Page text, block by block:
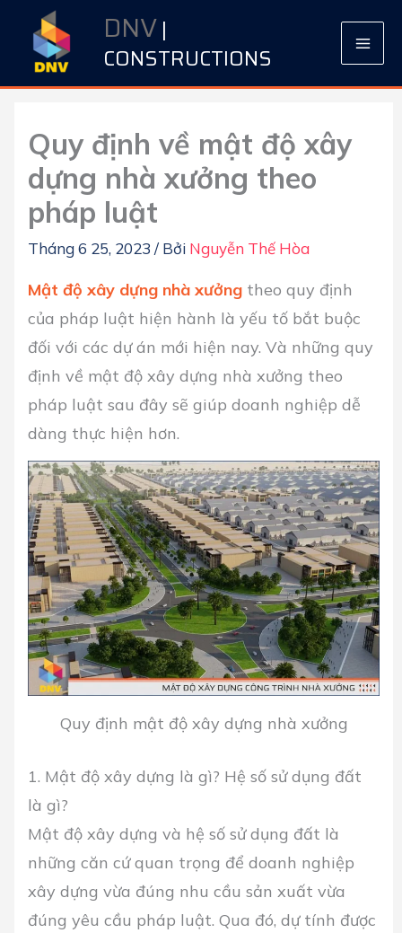
DNV|
CONSTRUCTIONS
Quy định về mật độ xây
dựng nhà xưởng theo
pháp luật
Tháng 6 25, 2023 / Bởi Nguyễn Thế Hòa
Mật độ xây dựng nhà xưởngtheo quy định
của pháp luật hiện hành là yếu tố bắt buộc
đối với các dự án mới hiện nay. Và những quy
định về mật độ xây dựng nhà xưởng theo
pháp luật sau đây sẽ giúp doanh nghiệp dễ
dàng thực hiện hơn.
Quy định mật độ xây dựng nhà xưởng
1. Mật độ xây dựng là gì? Hệ số sử dụng đất
là gì?
Mật độ xây dựng và hệ số sử dụng đất là
những căn cứ quan trọng để doanh nghiệp
xây dựng vừa đúng nhu cầu sản xuất vừa
đúng yêu cầu pháp luật. Qua đó, dự tính được